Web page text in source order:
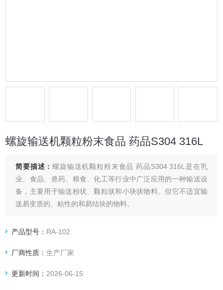
螺旋输送机颗粒粉末食品 药品S304 316L
简要描述：螺旋输送机颗粒粉末食品 药品S304 316L是在乳
业、食品、兽药、粮食、化工等行业中广泛应用的一种输送设
备，主要用于输送粉状、颗粒状和小块状物料。但它不适宜输
送易变质的、粘性的和易结块的物料。
★ 螺旋输送机使用的环境温度为-20—40℃；物料温度小于
产品型号： RA-102
厂商性质：生产厂家
更新时间： 2026-06-15